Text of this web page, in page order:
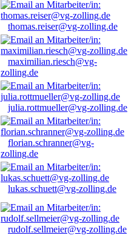
thomas.reiser@vg-zolling.de
maximilian.riesch@vg-
zolling.de
julia.rottmueller@vg-zolling.de
florian.schranner@vg-
zolling.de
lukas.schuett@vg-zolling.de
rudolf.sellmeier@vg-zolling.de